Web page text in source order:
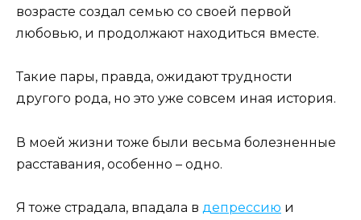
возрасте создал семью со своей первой
любовью, и продолжают находиться вместе.
Такие пары, правда, ожидают трудности
другого рода, но это уже совсем иная история.
В моей жизни тоже были весьма болезненные
расставания, особенно – одно.
Я тоже страдала, впадала в депрессию и